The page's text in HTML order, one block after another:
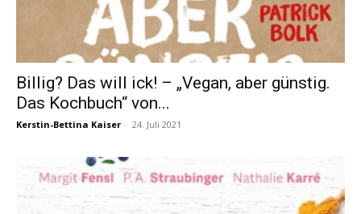
Billig? Das will ick! – „Vegan, aber günstig.
Das Kochbuch“ von...
Kerstin-Bettina Kaiser - 24. Juli 2021